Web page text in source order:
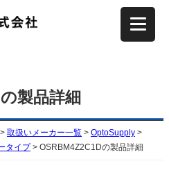
製品詳細
> 取扱いメーカー一覧 > OptoSupply >
タイプ> OSRBM4Z2C1Dの製品詳細